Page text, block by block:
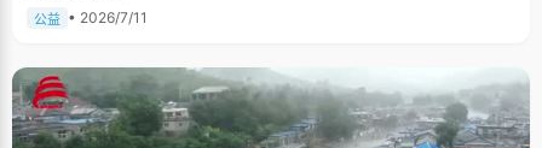
公益 • 2026/7/11